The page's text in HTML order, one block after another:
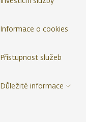
Informace o cookies
Přístupnost služeb
Důležité informace